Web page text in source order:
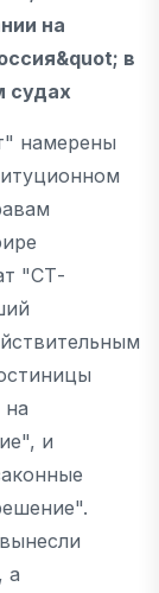
на
в
судах
намерены
"СТ-
и
а